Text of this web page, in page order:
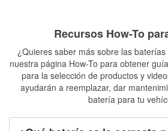
Recursos How-To
¿Quieres saber más sobre las
nuestra página How-To para obtener
para la selección de productos y
ayudarán a reemplazar, dar
batería para tu